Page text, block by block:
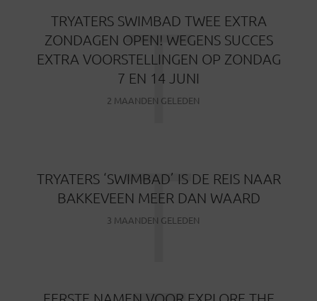
TRYATERS SWIMBAD TWEE EXTRA
ZONDAGEN OPEN! WEGENS SUCCES
EXTRA VOORSTELLINGEN OP ZONDAG
7 EN 14 JUNI
2 MAANDEN GELEDEN
T
TRYATERS ‘SWIMBAD’ IS DE REIS NAAR
BAKKEVEEN MEER DAN WAARD
3 MAANDEN GELEDEN
T